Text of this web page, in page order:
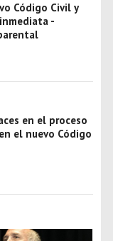
Código Civil y
-
en el proceso
el nuevo Código